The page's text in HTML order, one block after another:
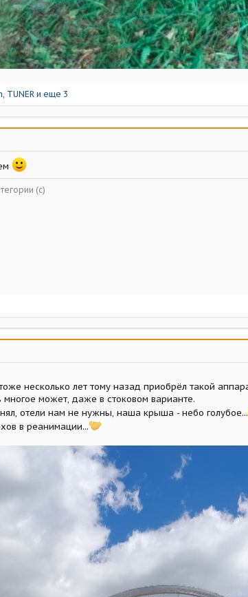
, TUNER и еще 3
(с)
несколько лет тому назад приобрёл такой
может, даже в стоковом варианте.
отели нам не нужны, наша крыша - небо голубое...
в реанимации...